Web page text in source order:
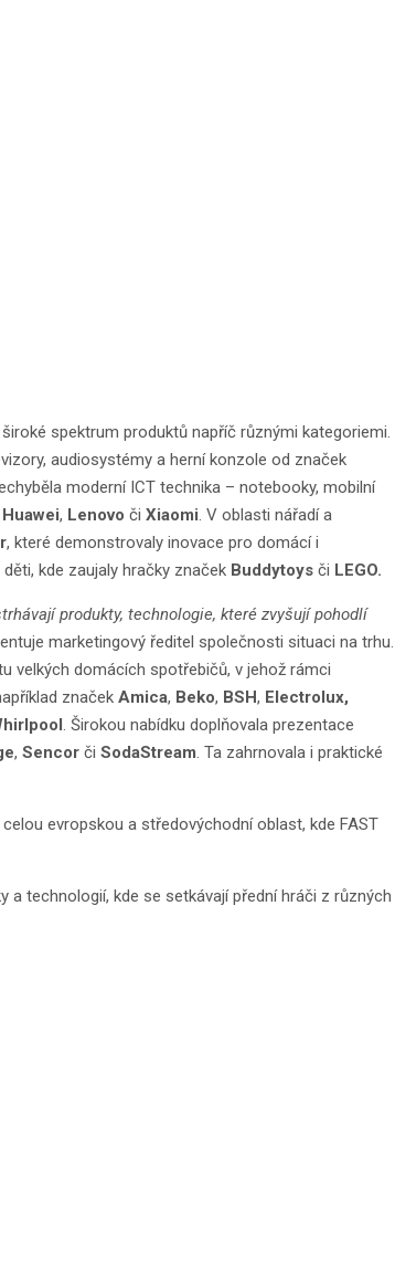
spektrum produktů napříč různými kategoriemi.
audiosystémy a herní konzole od značek
moderní ICT technika – notebooky, mobilní
Huawei, Lenovo či Xiaomi. V oblasti nářadí a
, které demonstrovaly inovace pro domácí i
kde zaujaly hračky značek Buddytoys či LEGO.
produkty, technologie, které zvyšují pohodlí
marketingový ředitel společnosti situaci na trhu.
velkých domácích spotřebičů, v jehož rámci
značek Amica, Beko, BSH, Electrolux,
. Širokou nabídku doplňovala prezentace
, Sencor či SodaStream. Ta zahrnovala i praktické
evropskou a středovýchodní oblast, kde FAST
a technologií, kde se setkávají přední hráči z různých